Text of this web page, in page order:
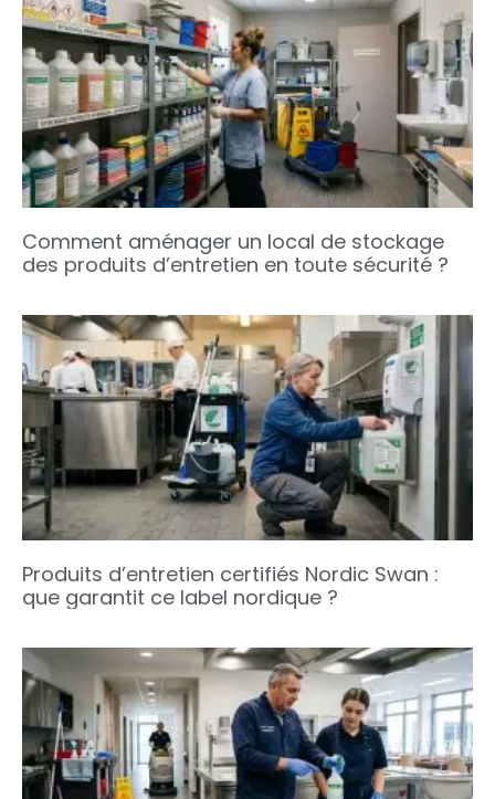
Comment aménager un local de stockage
des produits d’entretien en toute sécurité ?
Produits d’entretien certifiés Nordic Swan :
que garantit ce label nordique ?